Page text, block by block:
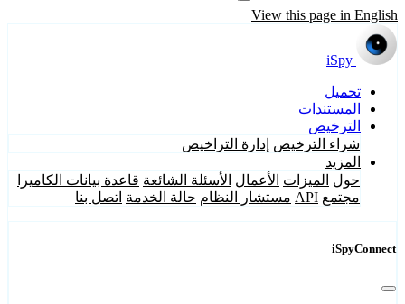
View this page in English
iSpy
تحميل
المستندات
الترخيص
شراء الترخيص إدارة التراخيص
المزيد
حول الميزات الأعمال الأسئلة الشائعة قاعدة بيانات الكاميرا
مجتمع API مستشار النظام حالة الخدمة اتصل بنا
iSpyConnect